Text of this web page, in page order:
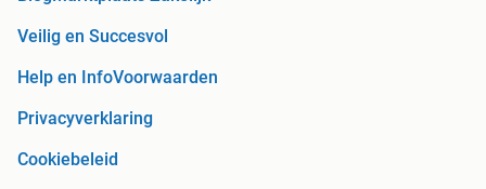
Veilig en Succesvol
Help en InfoVoorwaarden
Privacyverklaring
Cookiebeleid